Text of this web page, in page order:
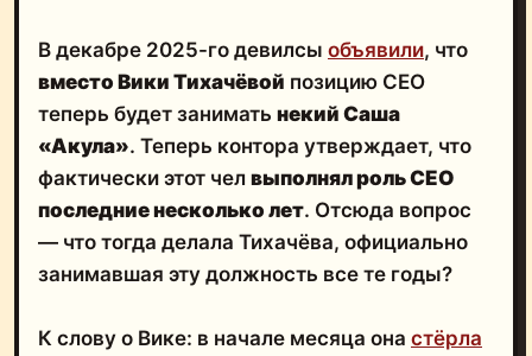
В декабре 2025-го девилсы объявили, что
вместо Вики Тихачёвой позицию СЕО
теперь будет занимать некий Саша
«Акула». Теперь контора утверждает, что
фактически этот чел выполнял роль СЕО
последние несколько лет. Отсюда вопрос
— что тогда делала Тихачёва, официально
занимавшая эту должность все те годы?
К слову о Вике: в начале месяца она стёрла